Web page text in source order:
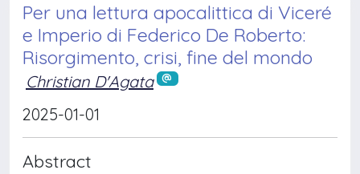
Per una lettura apocalittica di Viceré
e Imperio di Federico De Roberto:
Risorgimento, crisi, fine del mondo
Christian D'Agata
2025-01-01
Abstract